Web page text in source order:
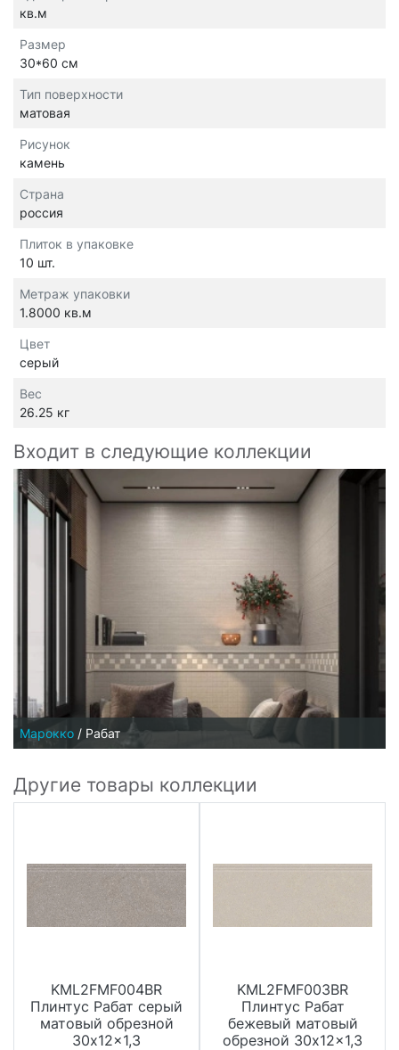
кв.м
Размер
30*60 см
Тип поверхности
матовая
Рисунок
камень
Страна
россия
Плиток в упаковке
10 шт.
Метраж упаковки
1.8000 кв.м
Цвет
серый
Вес
26.25 кг
Входит в следующие коллекции
Марокко / Рабат
Другие товары коллекции
KML2FMF004BR
Плинтус Рабат серый
матовый обрезной
30x12x1,3
KML2FMF003BR
Плинтус Рабат
бежевый матовый
обрезной 30x12x1,3